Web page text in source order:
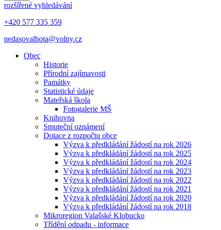
rozšířené vyhledávání
+420 577 335 359
nedasovalhota@volny.cz
Obec
Historie
Přírodní zajímavosti
Památky
Statistické údaje
Mateřská škola
Fotogalerie MŠ
Knihovna
Smuteční oznámení
Dotace z rozpočtu obce
Výzva k předkládání žádostí na rok 2026
Výzva k předkládání žádostí na rok 2025
Výzva k předkládání žádostí na rok 2024
Výzva k předkládání žádostí na rok 2023
Výzva k předkládání žádostí na rok 2022
Výzva k předkládání žádostí na rok 2021
Výzva k předkládání žádostí na rok 2020
Výzva k předkládání žádostí na rok 2018
Mikroregion Valašské Klobucko
Třídění odpadu - informace